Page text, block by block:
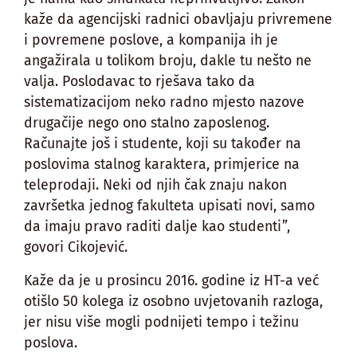
kaže da agencijski radnici obavljaju privremene
i povremene poslove, a kompanija ih je
angažirala u tolikom broju, dakle tu nešto ne
valja. Poslodavac to rješava tako da
sistematizacijom neko radno mjesto nazove
drugačije nego ono stalno zaposlenog.
Računajte još i studente, koji su također na
poslovima stalnog karaktera, primjerice na
teleprodaji. Neki od njih čak znaju nakon
završetka jednog fakulteta upisati novi, samo
da imaju pravo raditi dalje kao studenti”,
govori Cikojević.
Kaže da je u prosincu 2016. godine iz HT-a već
otišlo 50 kolega iz osobno uvjetovanih razloga,
jer nisu više mogli podnijeti tempo i težinu
poslova.